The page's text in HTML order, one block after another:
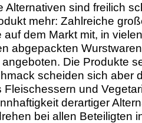
Alternativen sind freilich
mehr: Zahlreiche
auf dem Markt mit, in
abgepackten
Die Produkte
scheiden sich aber
Fleischessern und
derartiger
bei allen Beteiligten